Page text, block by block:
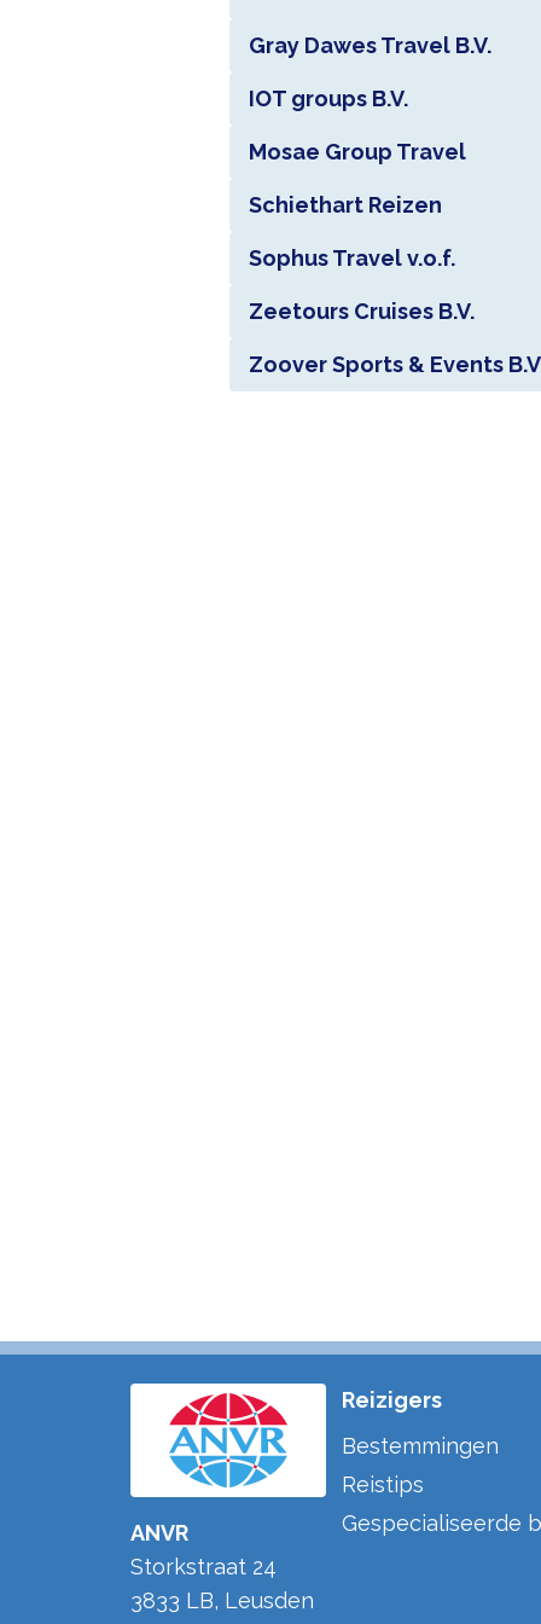
Gray Dawes Travel B.V.
IOT groups B.V.
Mosae Group Travel
Schiethart Reizen
Sophus Travel v.o.f.
Zeetours Cruises B.V.
Zoover Sports & Events
ANVR
Storkstraat 24
3833 LB, Leusden
Reizigers
Bestemmingen
Reistips
Gespecialiseerde